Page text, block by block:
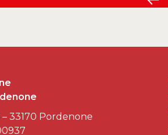
– 33170 Pordenone